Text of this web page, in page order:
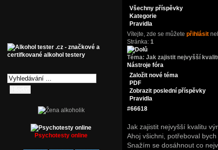
Všechny příspěvky
Kategorie
Pravidla
Vítejte,zde se můžetepřihlásit
Stránka:1
Téma:Jak zajistit nejvyšší
Nástroje fóra
Založit nové téma
PDF
Zobrazit poslední příspěvky
Pravidla
#66618
Jak zajistit nejvyšší kvalitu
Ahoj všichni, potřeboval
Snažím se dosáhnout co
Psychotesty online